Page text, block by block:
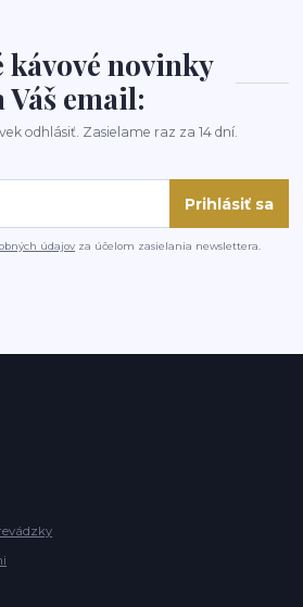
kávové novinky
Váš email:
odhlásiť. Zasielame raz za 14 dní.
Prihlásiť sa
údajov za účelom zasielania newslettera.